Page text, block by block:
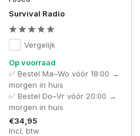
Survival Radio
Vergelijk
Op voorraad
✅ Bestel Ma–Wo vóór 18:00 →
morgen in huis
✅ Bestel Do–Vr vóór 20:00 →
morgen in huis
€34,95
Incl. btw